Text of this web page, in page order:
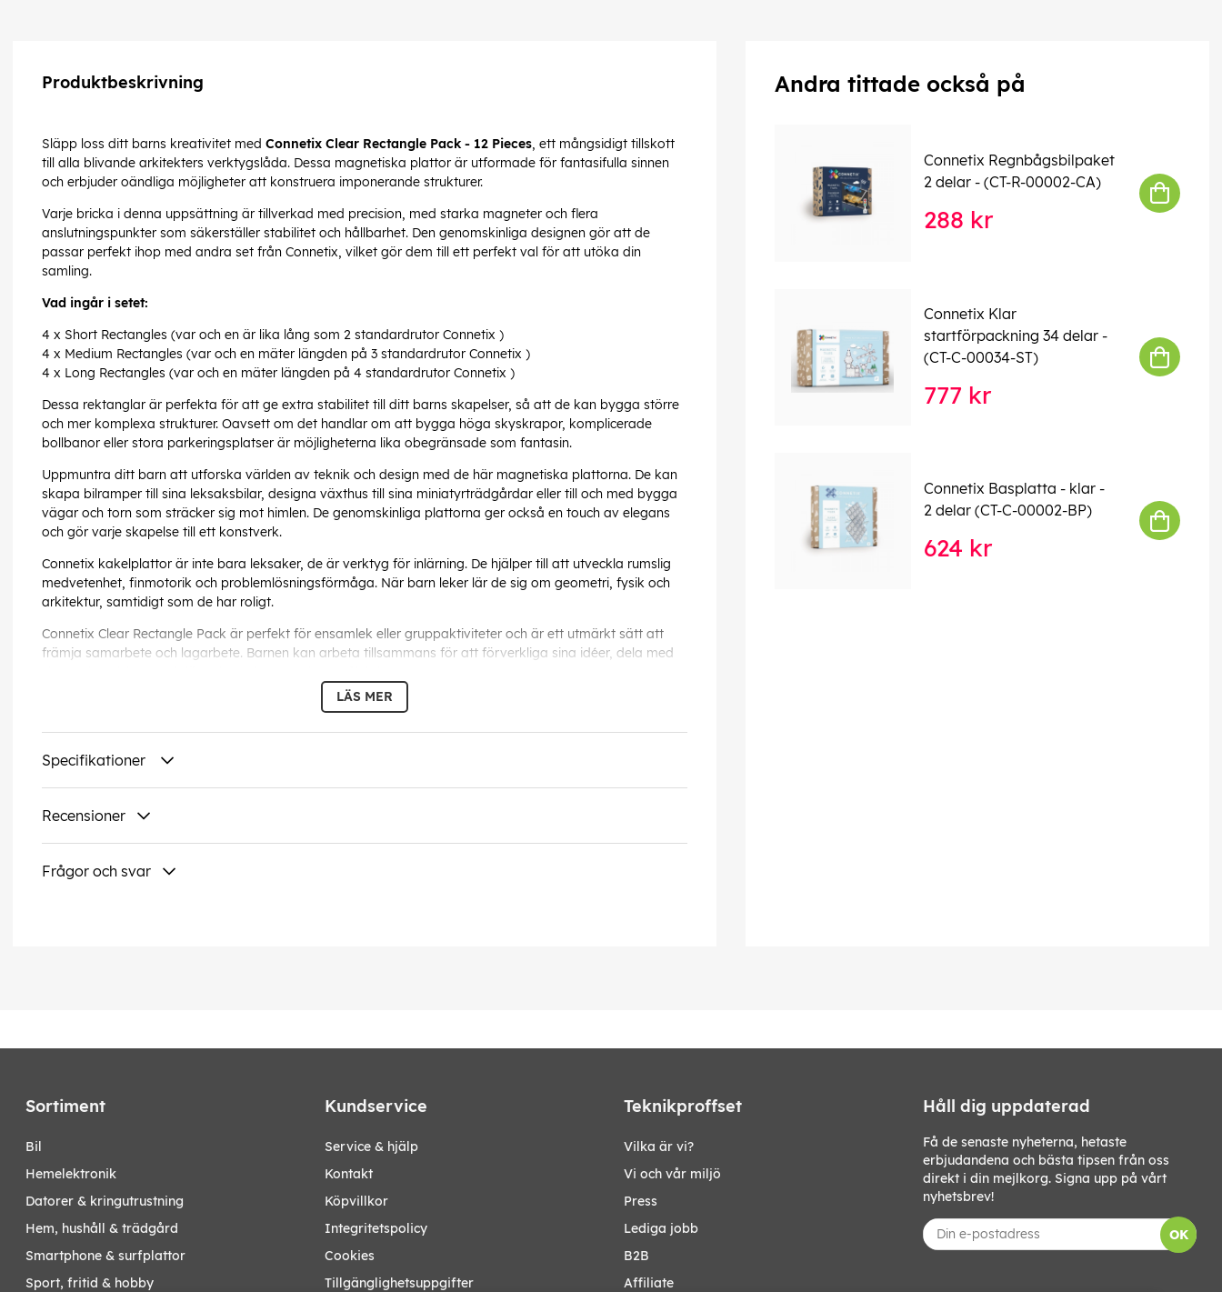
Produktbeskrivning
Släpp loss ditt barns kreativitet med Connetix Clear Rectangle Pack - 12 Pieces, ett mångsidigt tillskott
till alla blivande arkitekters verktygslåda. Dessa magnetiska plattor är utformade för fantasifulla sinnen
och erbjuder oändliga möjligheter att konstruera imponerande strukturer.
Varje bricka i denna uppsättning är tillverkad med precision, med starka magneter och flera
anslutningspunkter som säkerställer stabilitet och hållbarhet. Den genomskinliga designen gör att de
passar perfekt ihop med andra set från Connetix, vilket gör dem till ett perfekt val för att utöka din
samling.
Vad ingår i setet:
4 x Short Rectangles (var och en är lika lång som 2 standardrutor Connetix )
4 x Medium Rectangles (var och en mäter längden på 3 standardrutor Connetix )
4 x Long Rectangles (var och en mäter längden på 4 standardrutor Connetix )
Dessa rektanglar är perfekta för att ge extra stabilitet till ditt barns skapelser, så att de kan bygga större
och mer komplexa strukturer. Oavsett om det handlar om att bygga höga skyskrapor, komplicerade
bollbanor eller stora parkeringsplatser är möjligheterna lika obegränsade som fantasin.
Uppmuntra ditt barn att utforska världen av teknik och design med de här magnetiska plattorna. De kan
skapa bilramper till sina leksaksbilar, designa växthus till sina miniatyrträdgårdar eller till och med bygga
vägar och torn som sträcker sig mot himlen. De genomskinliga plattorna ger också en touch av elegans
och gör varje skapelse till ett konstverk.
Connetix kakelplattor är inte bara leksaker, de är verktyg för inlärning. De hjälper till att utveckla rumslig
medvetenhet, finmotorik och problemlösningsförmåga. När barn leker lär de sig om geometri, fysik och
arkitektur, samtidigt som de har roligt.
Connetix Clear Rectangle Pack är perfekt för ensamlek eller gruppaktiviteter och är ett utmärkt sätt att
främja samarbete och lagarbete. Barnen kan arbeta tillsammans för att förverkliga sina idéer, dela med
Oavsett om du vill komplettera en befintlig Connetix samling eller starta en ny, är detta set med klara
0850036293309
EAN:
LÄS MER
Specifikationer
Recensioner
Frågor och svar
Andra tittade också på
Connetix Regnbågsbilpaket
2 delar - (CT-R-00002-CA)
288 kr
Connetix Klar
startförpackning 34 delar -
(CT-C-00034-ST)
777 kr
Connetix Basplatta - klar -
2 delar (CT-C-00002-BP)
624 kr
Sortiment
bil
hemelektronik
datorer & kringutrustning
hem, hushåll & trädgård
smartphone & surfplattor
sport, fritid & hobby
Kundservice
Service & hjälp
Kontakt
Köpvillkor
Integritetspolicy
Cookies
Tillgänglighetsuppgifter
Teknikproffset
Vilka är vi?
Vi och vår miljö
Press
Lediga jobb
B2B
Affiliate
Håll dig uppdaterad
Få de senaste nyheterna, hetaste
erbjudandena och bästa tipsen från oss
direkt i din mejlkorg. Signa upp på vårt
nyhetsbrev!
OK